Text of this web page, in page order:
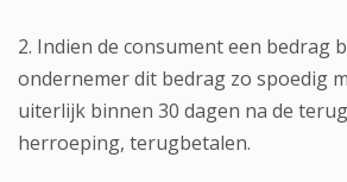
2. Indien de consument een bedrag
ondernemer dit bedrag zo spoedig
uiterlijk binnen 30 dagen na de
herroeping, terugbetalen.